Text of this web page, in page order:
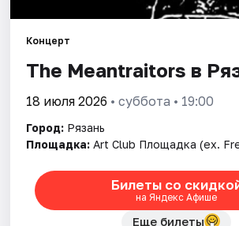
Площадки
Артисты
Рейтинги
Концерт
The Meantraitors в
18 июля 2026 • суббота • 19:00
Город: Рязань
Площадка: Art Club Площадка (ex.
Билеты со
на Яндекс Афише
Еще билеты